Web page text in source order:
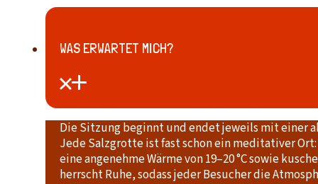
WAS ERWARTET MICH?
Die Sitzung beginnt und endet jeweils mit einer
Jede Salzgrotte ist fast schon ein meditativer
eine angenehme Wärme von 19–20 °C sowie
herrscht Ruhe, sodass jeder Besucher die